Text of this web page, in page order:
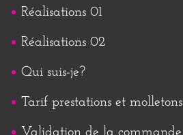
Réalisations 01
Réalisations 02
Qui suis-je?
Tarif prestations et molletons
Validation de la commande